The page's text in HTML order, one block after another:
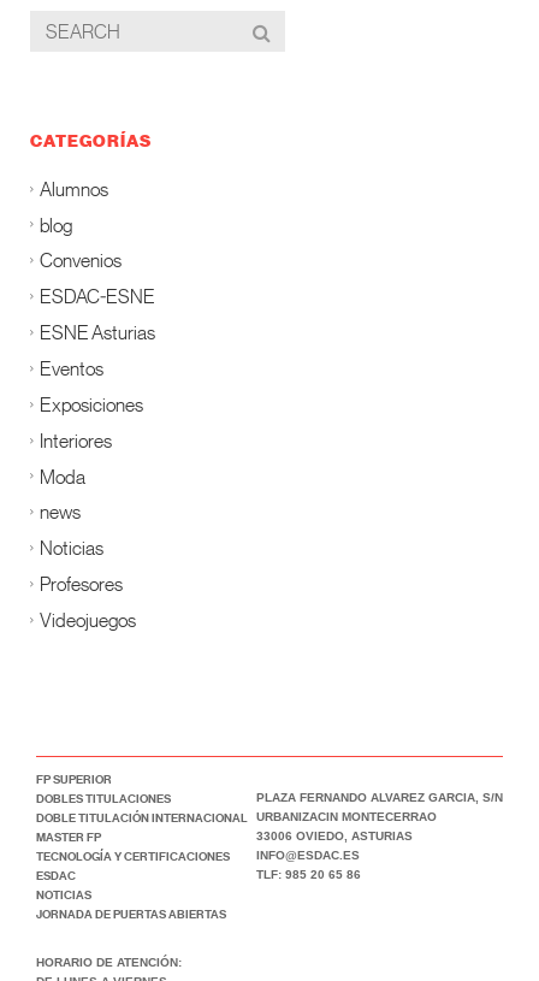
CATEGORÍAS
Alumnos
blog
Convenios
ESDAC-ESNE
ESNE Asturias
Eventos
Exposiciones
Interiores
Moda
news
Noticias
Profesores
Videojuegos
FP SUPERIOR
DOBLES TITULACIONES
DOBLE TITULACIÓN INTERNACIONAL
MASTER FP
TECNOLOGÍA Y CERTIFICACIONES
ESDAC
NOTICIAS
JORNADA DE PUERTAS ABIERTAS
PLAZA FERNANDO ALVAREZ GARCIA, S/N
URBANIZACIN MONTECERRAO
33006 OVIEDO, ASTURIAS
INFO@ESDAC.ES
TLF: 985 20 65 86
HORARIO DE ATENCIÓN: